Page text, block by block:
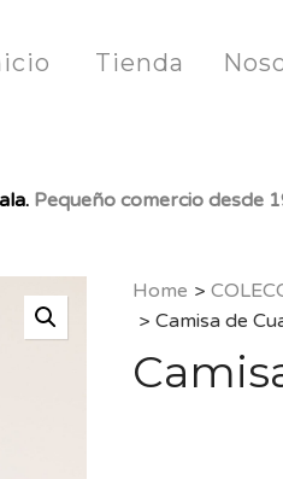
Tienda
Pequeño comercio desde
Home >
> Camisa de